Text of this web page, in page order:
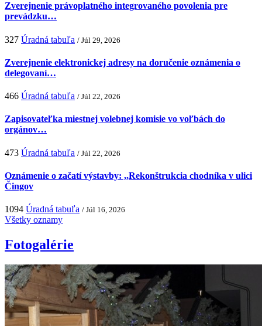
Zverejnenie právoplatného integrovaného povolenia pre
prevádzku…
327 Úradná tabuľa / Júl 29, 2026
Zverejnenie elektronickej adresy na doručenie oznámenia o
delegovaní…
466 Úradná tabuľa / Júl 22, 2026
Zapisovateľka miestnej volebnej komisie vo voľbách do
orgánov…
473 Úradná tabuľa / Júl 22, 2026
Oznámenie o začatí výstavby: ,,Rekonštrukcia chodníka v ulici
Čingov
1094 Úradná tabuľa / Júl 16, 2026
Všetky oznamy
Fotogalérie